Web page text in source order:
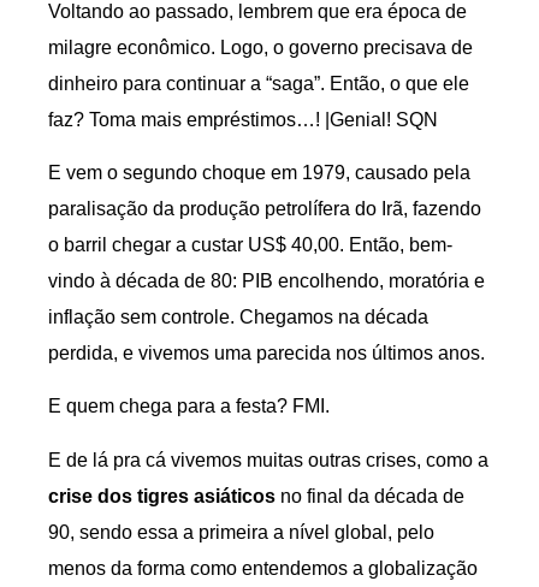
Voltando ao passado, lembrem que era época de
milagre econômico. Logo, o governo precisava de
dinheiro para continuar a “saga”. Então, o que ele
faz? Toma mais empréstimos…! |Genial! SQN
E vem o segundo choque em 1979, causado pela
paralisação da produção petrolífera do Irã, fazendo
o barril chegar a custar US$ 40,00. Então, bem-
vindo à década de 80: PIB encolhendo, moratória e
inflação sem controle. Chegamos na década
perdida, e vivemos uma parecida nos últimos anos.
E quem chega para a festa? FMI.
E de lá pra cá vivemos muitas outras crises, como a
crise dos tigres asiáticos no final da década de
90, sendo essa a primeira a nível global, pelo
menos da forma como entendemos a globalização